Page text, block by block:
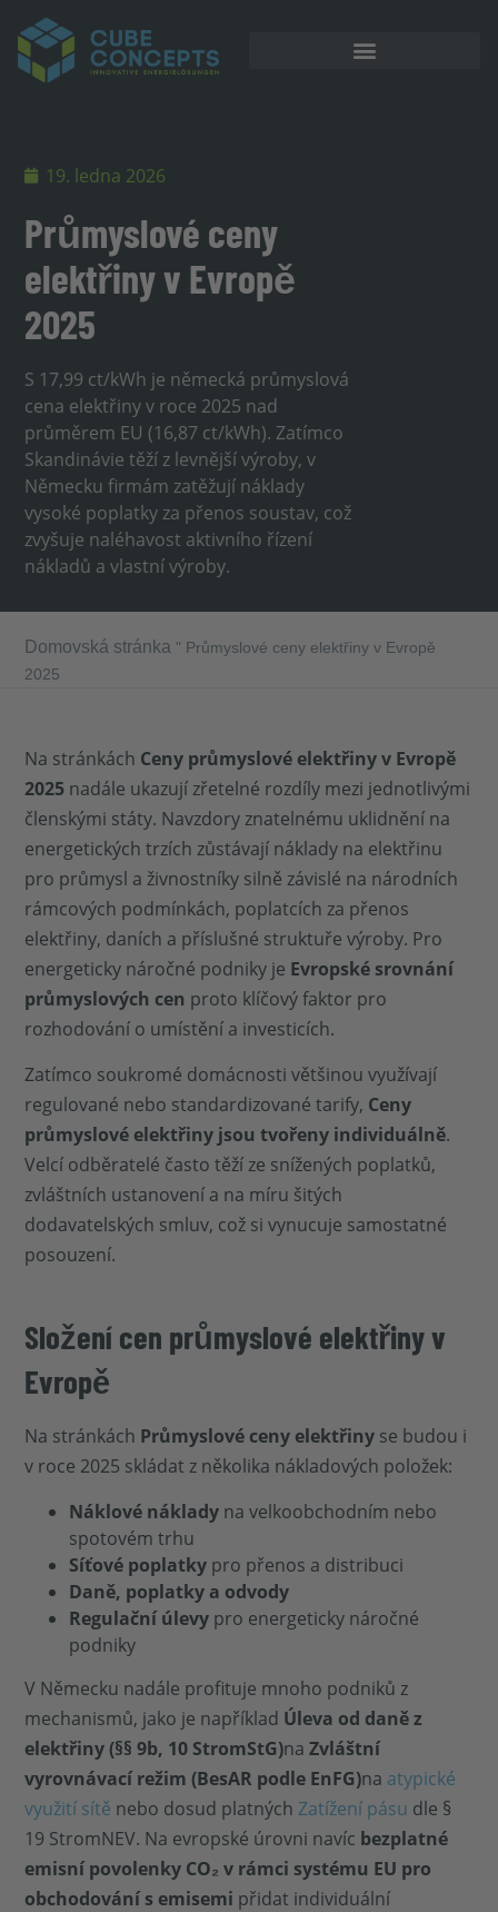
19. ledna 2026
Průmyslové ceny
elektřiny v Evropě
2025
S 17,99 ct/kWh je německá průmyslová
cena elektřiny v roce 2025 nad
průměrem EU (16,87 ct/kWh). Zatímco
Skandinávie těží z levnější výroby, v
Německu firmám zatěžují náklady
vysoké poplatky za přenos soustav, což
zvyšuje naléhavost aktivního řízení
nákladů a vlastní výroby.
Domovská stránka " Průmyslové ceny elektřiny v Evropě
2025
Na stránkách Ceny průmyslové elektřiny v Evropě
2025 nadále ukazují zřetelné rozdíly mezi jednotlivými
členskými státy. Navzdory znatelnému uklidnění na
energetických trzích zůstávají náklady na elektřinu
pro průmysl a živnostníky silně závislé na národních
rámcových podmínkách, poplatcích za přenos
elektřiny, daních a příslušné struktuře výroby. Pro
energeticky náročné podniky je Evropské srovnání
průmyslových cen proto klíčový faktor pro
rozhodování o umístění a investicích.
Zatímco soukromé domácnosti většinou využívají
regulované nebo standardizované tarify, Ceny
průmyslové elektřiny jsou tvořeny individuálně.
Velcí odběratelé často těží ze snížených poplatků,
zvláštních ustanovení a na míru šitých
dodavatelských smluv, což si vynucuje samostatné
posouzení.
Složení cen průmyslové elektřiny v
Evropě
Na stránkách Průmyslové ceny elektřiny se budou i
v roce 2025 skládat z několika nákladových položek:
Náklové náklady na velkoobchodním nebo
spotovém trhu
Síťové poplatky pro přenos a distribuci
Daně, poplatky a odvody
Regulační úlevy pro energeticky náročné
podniky
V Německu nadále profituje mnoho podniků z
mechanismů, jako je například Úleva od daně z
elektřiny (§§ 9b, 10 StromStG)naZvláštní
vyrovnávací režim (BesAR podle EnFG)na atypické
využití sítě nebo dosud platných Zatížení pásu dle §
19 StromNEV. Na evropské úrovni navíc bezplatné
emisní povolenky CO₂ v rámci systému EU pro
obchodování s emisemi přidat individuální